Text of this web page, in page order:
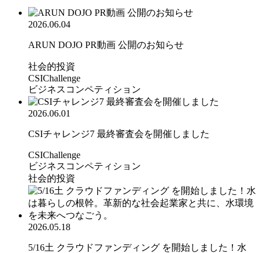
2026.06.04
ARUN DOJO PR動画 公開のお知らせ
社会的投資
CSIChallenge
ビジネスコンペティション
2026.06.01
CSIチャレンジ7 最終審査会を開催しました
CSIChallenge
ビジネスコンペティション
社会的投資
2026.05.18
5/16土 クラウドファンディング を開始しました！水